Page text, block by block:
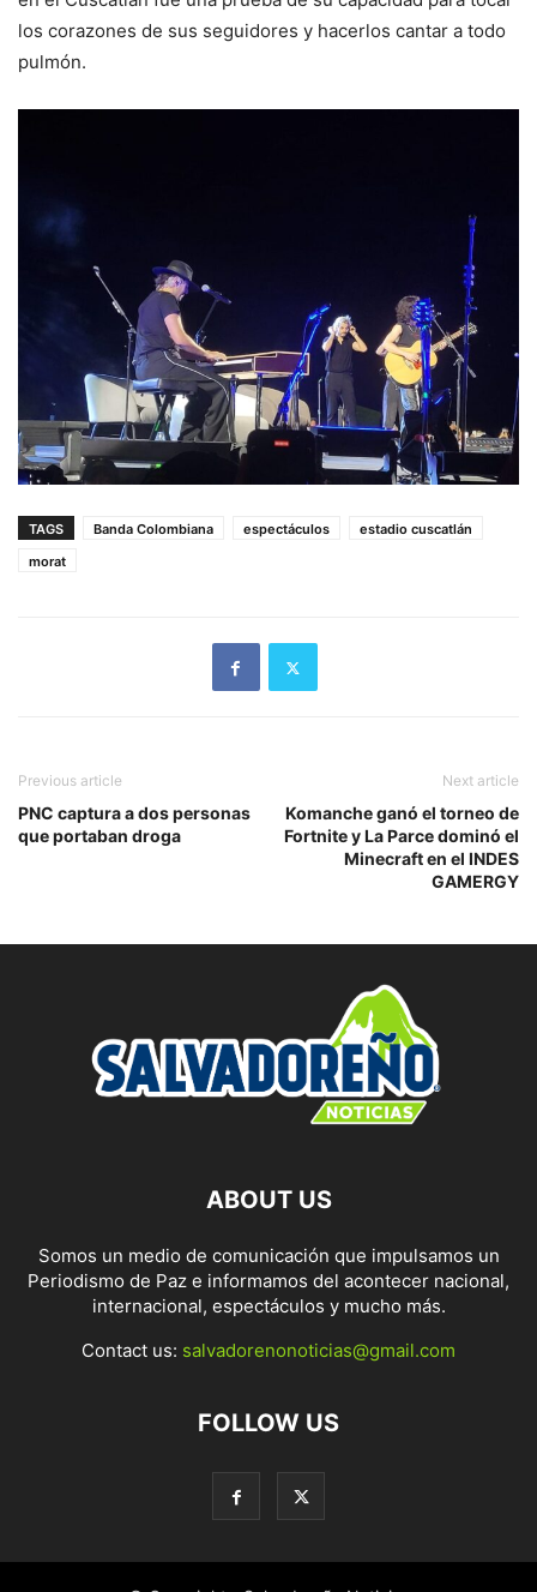
los corazones de sus seguidores y hacerlos cantar a todo
pulmón.
TAGS Banda Colombiana espectáculos
estadio cuscatlán
morat
Previous article
PNC captura a dos personas
que portaban droga
Next article
Komanche ganó el torneo de
Fortnite y La Parce dominó el
Minecraft en el INDES
GAMERGY
ABOUT US
Somos un medio de comunicación que impulsamos un
Periodismo de Paz e informamos del acontecer nacional,
internacional, espectáculos y mucho más.
Contact us: salvadorenonoticias@gmail.com
FOLLOW US